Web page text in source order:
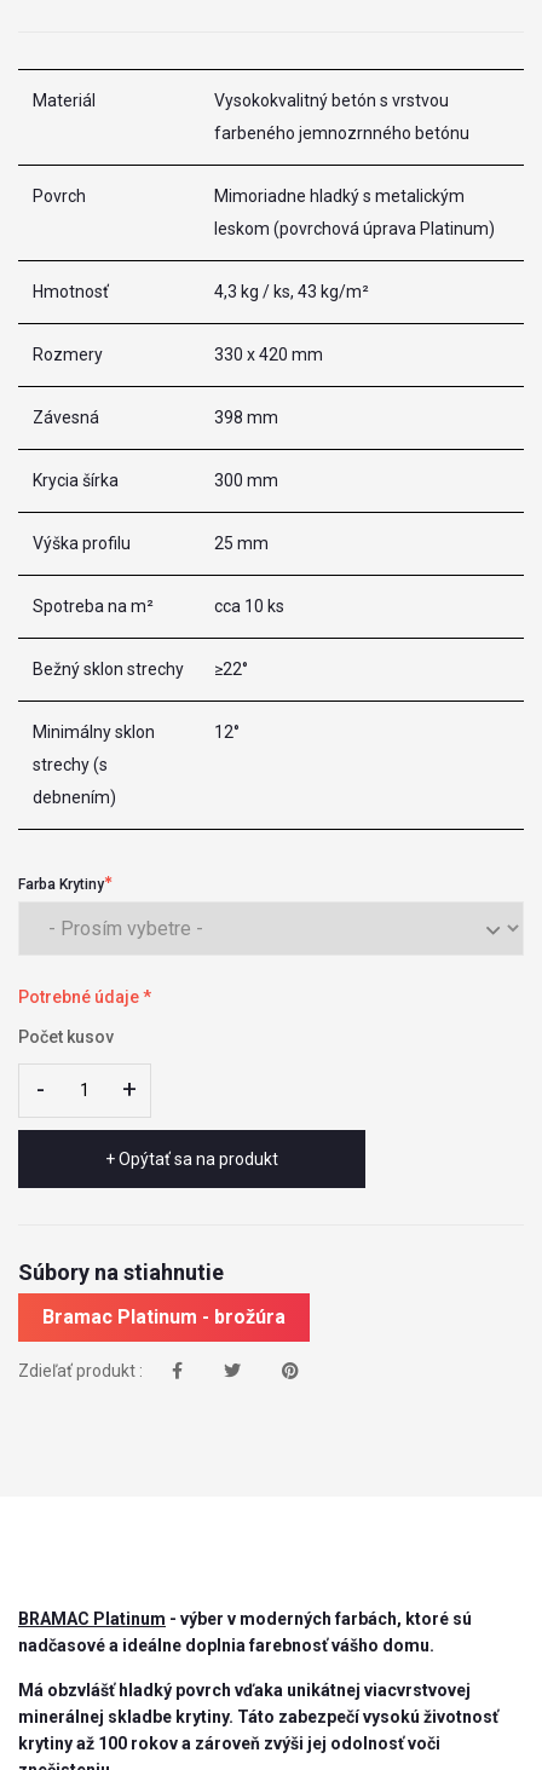
Materiál
Vysokokvalitný betón s vrstvou
farbeného jemnozrnného betónu
Povrch
Mimoriadne hladký s metalickým
leskom (povrchová úprava Platinum)
Hmotnosť 4,3 kg / ks, 43 kg/m²
Rozmery 330 x 420 mm
Závesná 398 mm
Krycia šírka 300 mm
Výška profilu 25 mm
Spotreba na m² cca 10 ks
Bežný sklon strechy ≥22°
Minimálny sklon
strechy (s
debnením)
12°
Farba Krytiny
Potrebné údaje *
Počet kusov
- +
- +
+ Opýtať sa na produkt
Súbory na stiahnutie
Bramac Platinum - brožúra
Zdieľať produkt :
BRAMAC Platinum - výber v moderných farbách, ktoré sú
nadčasové a ideálne doplnia farebnosť vášho domu.
Má obzvlášť hladký povrch vďaka unikátnej viacvrstvovej
minerálnej skladbe krytiny. Táto zabezpečí vysokú životnosť
krytiny až 100 rokov a zároveň zvýši jej odolnosť voči